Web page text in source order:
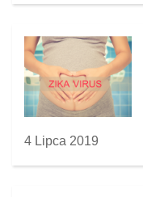
4 Lipca 2019